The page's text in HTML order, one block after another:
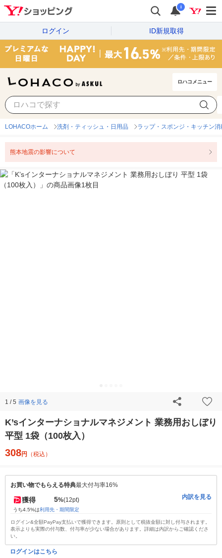
i
ログイン ID新規取得
ロハコメニュー
LOHACOホーム 洗剤・ティッシュ・日用品 ラップ・スポンジ・キッチン消
熊本地震の影響について
1 / 5 画像を見る
K’sインターナショナルマネジメント 業務用おしぼり
平型 1袋（100枚入）
308円 （税込）
お買い物でもらえる特典最大付与率16%
獲得 5%(12pt)
うち4.5%は利用先・期間限定
内訳を見る
ログイン&全額PayPay支払いで獲得できます。原則として税抜金額に対し付与されます。
表示よりも実際の付与数、付与率が少ない場合があります。詳細は内訳からご確認くださ
い。
ログインはこちら